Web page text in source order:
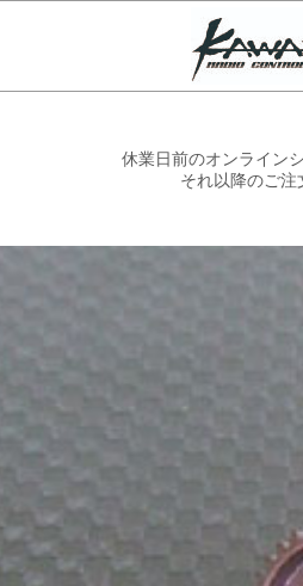
休業日前のオンライン
それ以降のご